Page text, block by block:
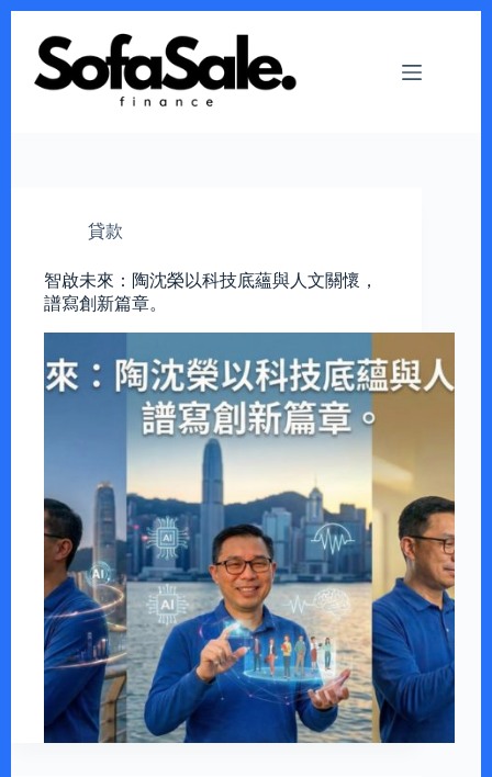
content
貸款
智啟未來：陶沈榮以科技底蘊與人文關懷，
譜寫創新篇章。